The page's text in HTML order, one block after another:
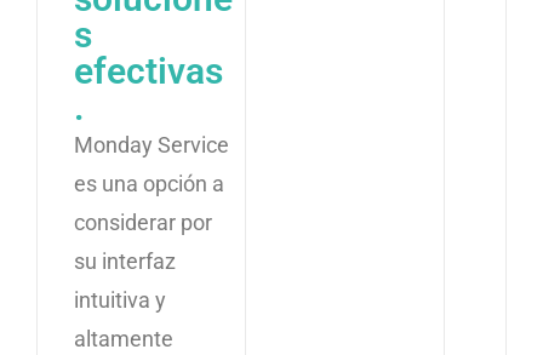
s
efectivas
.
Monday Service
es una opción a
considerar por
su interfaz
intuitiva y
altamente